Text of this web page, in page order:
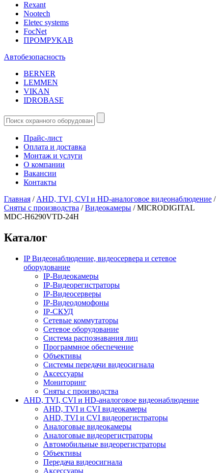
Rexant
Nootech
Eletec systems
FocNet
ПРОМРУКАВ
Автобезопасность
BERNER
LEMMEN
VIKAN
IDROBASE
Прайс-лист
Оплата и доставка
Монтаж и услуги
О компании
Вакансии
Контакты
Главная / AHD, TVI, CVI и HD-аналоговое видеонаблюдение /
Сняты с производства /Видеокамеры /MICRODIGITAL
MDC-H6290VTD-24H
Каталог
IP Видеонаблюдение, видеосервера и сетевое
оборудование
IP-Видеокамеры
IP-Видеорегистраторы
IP-Видеосерверы
IP-Видеодомофоны
IP-СКУД
Сетевые коммутаторы
Сетевое оборудование
Система распознавания лиц
Программное обеспечение
Объективы
Системы передачи видеосигнала
Аксессуары
Мониторинг
Сняты с производства
AHD, TVI, CVI и HD-аналоговое видеонаблюдение
AHD, TVI и CVI видеокамеры
AHD, TVI и CVI видеорегистраторы
Аналоговые видеокамеры
Аналоговые видеорегистраторы
Автомобильные видеорегистраторы
Объективы
Передача видеосигнала
Аксессуары